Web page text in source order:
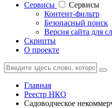
Cервисы
Cервисы
Контент-фильтр
Безопасный поиск
Версия сайта для
Скрипты
О проекте
Главная
Реестр НКО
Садоводческое